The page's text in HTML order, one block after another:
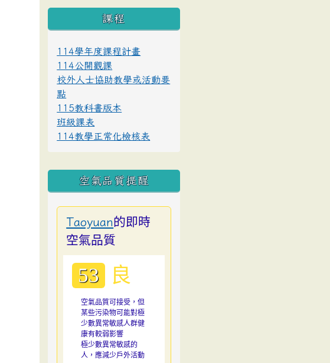
課程
114學年度課程計畫
114公開觀課
校外人士協助教學或活動要
點
115教科書版本
班級課表
114教學正常化檢核表
空氣品質提醒
Taoyuan的即時
空氣品質
53 良
空氣品質可接受，但
某些污染物可能對極
少數異常敏感人群健
康有較弱影響
極少數異常敏感的
人，應減少戶外活動